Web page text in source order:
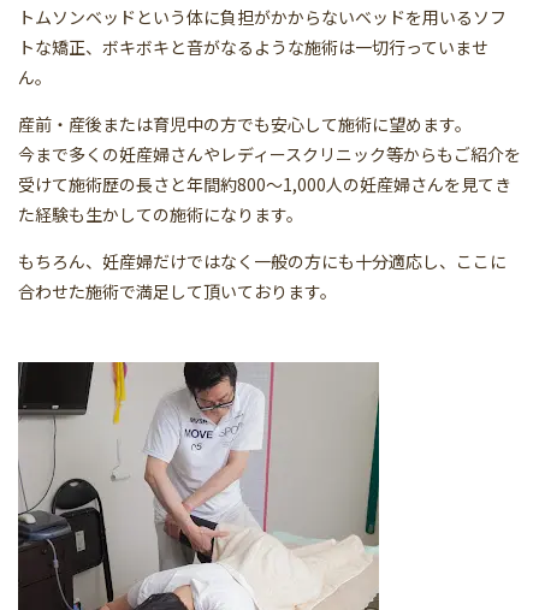
トムソンベッドという体に負担がかからないベッドを用いるソフ
トな矯正、ボキボキと音がなるような施術は一切行っていませ
ん。
産前・産後または育児中の方でも安心して施術に望めます。
今まで多くの妊産婦さんやレディースクリニック等からもご紹介を
受けて施術歴の長さと年間約800～1,000人の妊産婦さんを見てき
た経験も生かしての施術になります。
もちろん、妊産婦だけではなく一般の方にも十分適応し、ここに
合わせた施術で満足して頂いております。